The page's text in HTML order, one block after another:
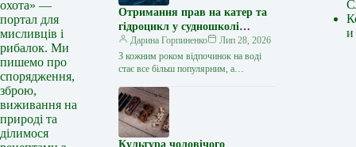
охота» —
портал для
мисливців і
рибалок. Ми
пишемо про
спорядження,
зброю,
виживання на
природі та
ділимося
Отримання прав на катер та
гідроцикл у судношколі
«Либідь-А»: від теорії до
іспиту
Дарина Горпиненко
Лип 28, 2026
З кожним роком відпочинок на воді
стає все більш популярним, а
чи гідроциклом відкриває нові
горизонти…
Культура чоловічого
и